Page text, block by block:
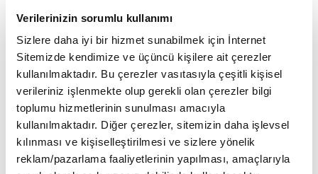
Verilerinizin sorumlu kullanımı
Sizlere daha iyi bir hizmet sunabilmek için İnternet
Sitemizde kendimize ve üçüncü kişilere ait çerezler
kullanılmaktadır. Bu çerezler vasıtasıyla çeşitli kişisel
verileriniz işlenmekte olup gerekli olan çerezler bilgi
toplumu hizmetlerinin sunulması amacıyla
kullanılmaktadır. Diğer çerezler, sitemizin daha işlevsel
kılınması ve kişiselleştirilmesi ve sizlere yönelik
reklam/pazarlama faaliyetlerinin yapılması, amaçlarıyla
hafif araçlarda (otomobil + hafif ticari araç) yüzde
74, kamyon grubunda yüzde 91, otobüs-midibüs
grubunda yüzde 54 ve traktörde yüzde 75
seviyesinde gerçekleşti.
- İhracat yüzde 13 artarak 35,7 milyar dolara ulaştı
2023'te otomotiv ihracatı 2022'ye göre, adet
bazında yüzde 5 artarak 1 milyon 18 bin 247 oldu.